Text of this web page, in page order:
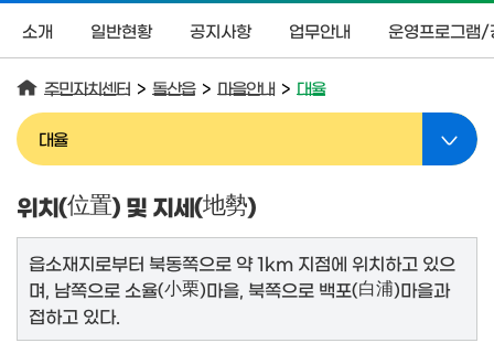
소개 일반현황 공지사항 업무안내 운영프로그램/
주민자치센터 > 돌산읍 > 마을안내 > 대율
대율
위치(位置) 및 지세(地勢)
읍소재지로부터 북동쪽으로 약 1km 지점에 위치하고 있으
며, 남쪽으로 소율(小栗)마을, 북쪽으로 백포(白浦)마을과
접하고 있다.